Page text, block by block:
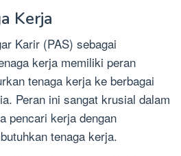
Kerja
Karir (PAS) sebagai
kerja memiliki peran
tenaga kerja ke berbagai
Peran ini sangat krusial dalam
pencari kerja dengan
tenaga kerja.